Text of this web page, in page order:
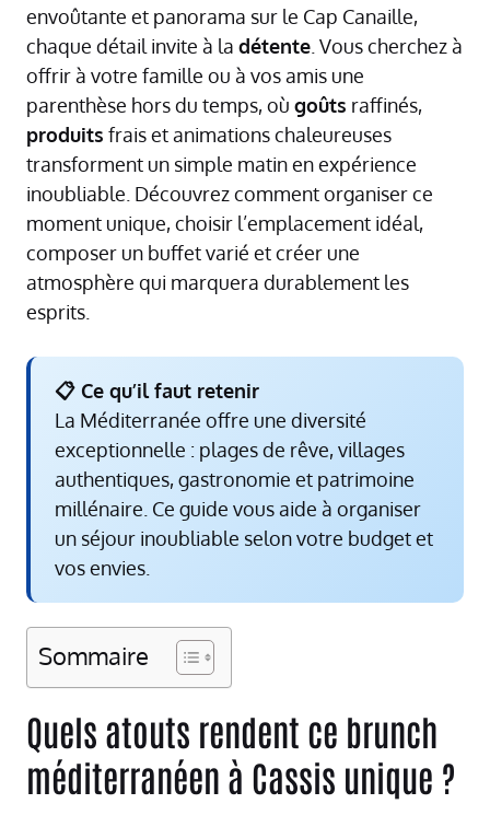
envoûtante et panorama sur le Cap Canaille,
chaque détail invite à la détente . Vous cherchez à
offrir à votre famille ou à vos amis une
parenthèse hors du temps, où goûts raffinés,
produits frais et animations chaleureuses
transforment un simple matin en expérience
inoubliable. Découvrez comment organiser ce
moment unique, choisir l’emplacement idéal,
composer un buffet varié et créer une
atmosphère qui marquera durablement les
esprits.
📋 Ce qu’il faut retenir
La Méditerranée offre une diversité
exceptionnelle : plages de rêve, villages
authentiques, gastronomie et patrimoine
millénaire. Ce guide vous aide à organiser
un séjour inoubliable selon votre budget et
vos envies.
Sommaire
Quels atouts rendent ce brunch
méditerranéen à Cassis unique ?